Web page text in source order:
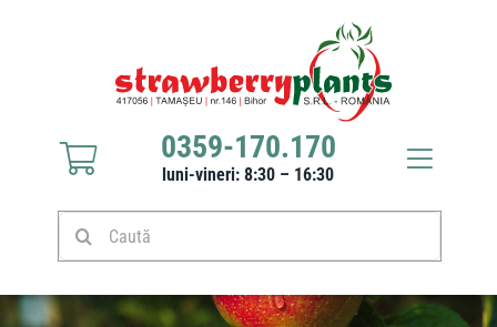
0359-170.170
luni-vineri: 8:30 – 16:30
Răsaduri căpșuni
Stoloni căpșuni